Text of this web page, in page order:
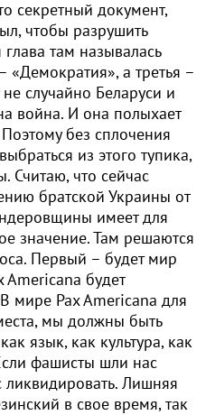
секретный документ,
чтобы разрушить
там называлась
«Демократия», а третья –
случайно Беларуси и
война. И она полыхает
без сплочения
из этого тупика,
Считаю, что сейчас
братской Украины от
имеет для
значение. Там решаются
Первый – будет мир
будет
мире Pax Americana для
мы должны быть
язык, как культура, как
фашисты шли нас
ликвидировать. Лишняя
в свое время, так